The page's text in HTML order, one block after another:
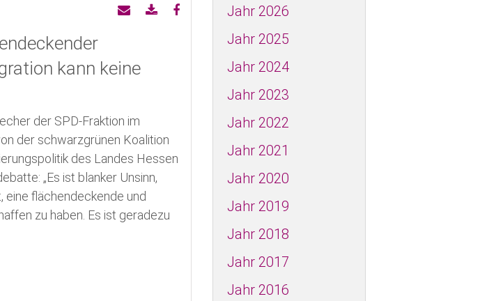
zur Kreistagswahl
AfA
AG 60plus
UB
im Kreis Offenbach
kann keine
der SPD-Fraktion im
der schwarzgrünen Koalition
des Landes Hessen
„Es ist blanker Unsinn,
flächendeckende und
zu haben. Es ist geradezu
Jahr 2026
Jahr 2025
Jahr 2024
Jahr 2023
Jahr 2022
Jahr 2021
Jahr 2020
Jahr 2019
Jahr 2018
Jahr 2017
Jahr 2016